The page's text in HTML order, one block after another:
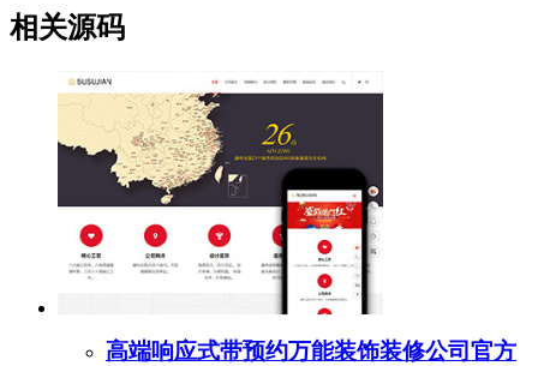
相关源码
高端响应式带预约万能装饰装修公司官方